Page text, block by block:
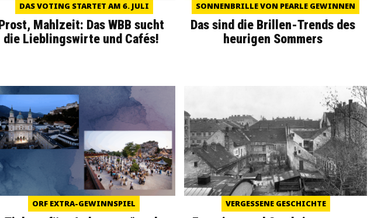
DAS VOTING STARTET AM 6. JULI
Prost, Mahlzeit: Das WBB sucht
die Lieblingswirte und Cafés!
SONNENBRILLE VON PEARLE GEWINNEN
Das sind die Brillen-Trends des
heurigen Sommers
ORF EXTRA-GEWINNSPIEL VERGESSENE GESCHICHTE